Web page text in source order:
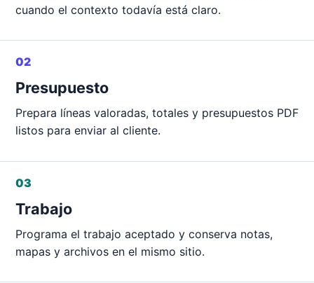
cuando el contexto todavía está claro.
02
Presupuesto
Prepara líneas valoradas, totales y presupuestos PDF
listos para enviar al cliente.
03
Trabajo
Programa el trabajo aceptado y conserva notas,
mapas y archivos en el mismo sitio.